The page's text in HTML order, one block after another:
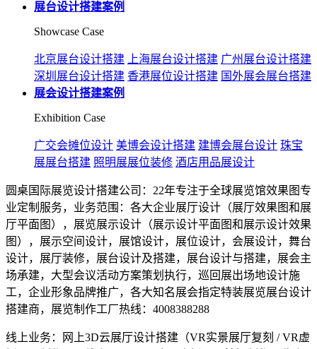
展台设计搭建案例
Showcase Case
北京展台设计搭建 上海展台设计搭建 广州展台设计搭建
深圳展台设计搭建 香港展位设计搭建 国外展会展台搭建
展会设计搭建案例
Exhibition Case
广交会摊位设计 美博会设计搭建 建博会展台设计 珠宝
展展台搭建 照明展展位装修 酒店用品展设计
圆桌国际展览设计搭建公司：22年专注于全球展览馆效果图专
业定制服务，业务范围：各大企业展厅设计（展厅效果图和展
厅平面图），展览展示设计（展示设计平面图和展示设计效果
图），展示空间设计，展馆设计，展位设计，会展设计，舞台
设计，展厅装修，展台设计及搭建，展台设计与搭建，展会主
场承建，大型会议活动方案策划执行，巡回展出场地设计施
工，企业形象品牌推广，各大知名展会指定特装展览展台设计
搭建商，展览制作工厂热线：4008388288
线上业务：网上3D云展厅设计搭建（VR实景展厅复刻 / VR虚